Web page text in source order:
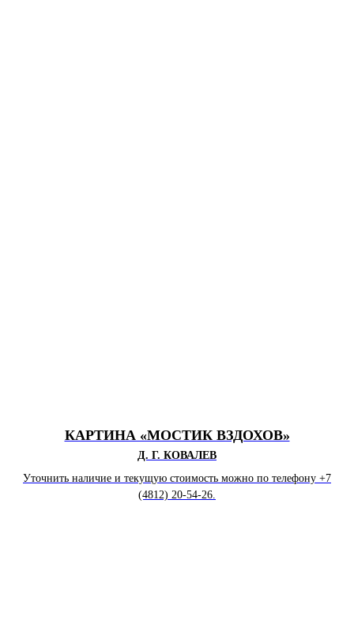
КАРТИНА «МОСТИК ВЗДОХОВ»
Д. Г. КОВАЛЕВ
Уточнить наличие и текущую стоимость можно по телефону +7
(4812) 20-54-26.